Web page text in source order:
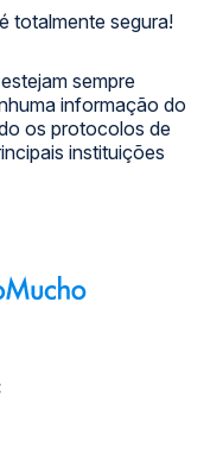
totalmente segura!
sempre
informação do
os protocolos de
instituições